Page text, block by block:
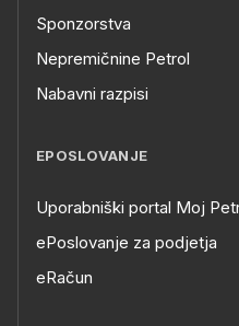
Sponzorstva
Nepremičnine Petrol
Nabavni razpisi
EPOSLOVANJE
Uporabniški portal Moj
ePoslovanje za podjetja
eRačun